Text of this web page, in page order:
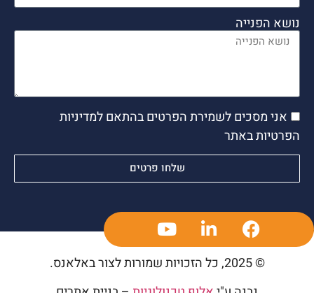
נושא הפנייה
אני מסכים לשמירת הפרטים בהתאם למדיניות
הפרטיות באתר
שלחו פרטים